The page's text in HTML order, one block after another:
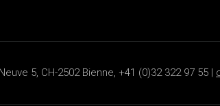
5, CH-2502 Bienne, +41 (0)32 322 97 55 |